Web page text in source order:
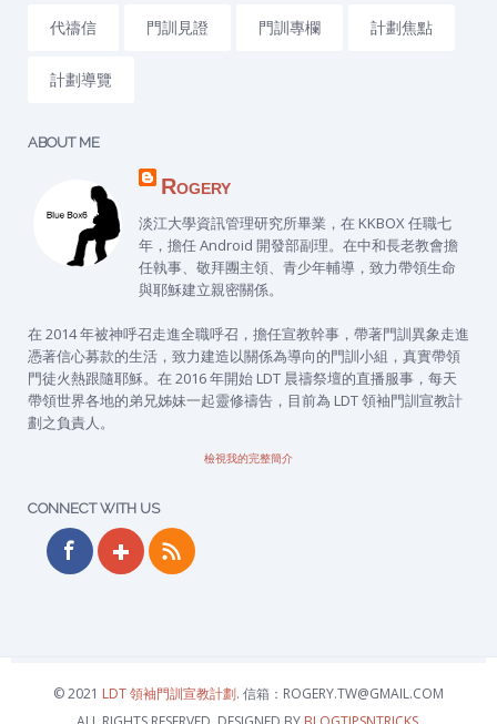
代禱信 門訓見證 門訓專欄 計劃焦點
計劃導覽
ABOUT ME
Rogery
淡江大學資訊管理研究所畢業，在 KKBOX 任職七
年，擔任 Android 開發部副理。在中和長老教會擔
任執事、敬拜團主領、青少年輔導，致力帶領生命
與耶穌建立親密關係。
在 2014 年被神呼召走進全職呼召，擔任宣教幹事，帶著門訓異象走進
憑著信心募款的生活，致力建造以關係為導向的門訓小組，真實帶領
門徒火熱跟隨耶穌。在 2016 年開始 LDT 晨禱祭壇的直播服事，每天
帶領世界各地的弟兄姊妹一起靈修禱告，目前為 LDT 領袖門訓宣教計
劃之負責人。
檢視我的完整簡介
CONNECT WITH US
© 2021 LDT 領袖門訓宣教計劃. 信箱：ROGERY.TW@GMAIL.COM